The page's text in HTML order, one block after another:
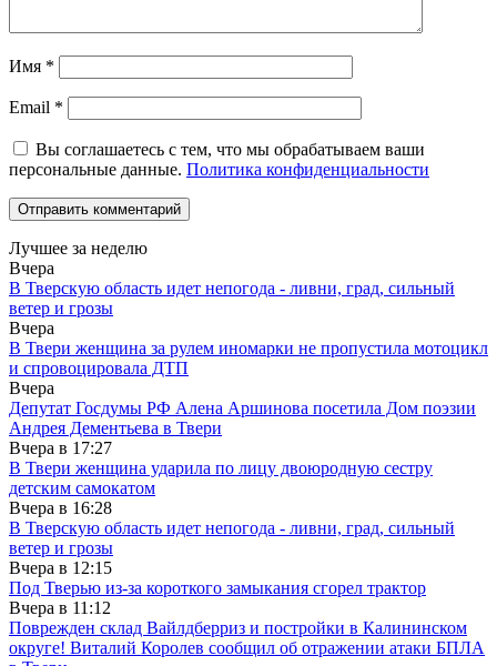
Имя *
Email *
Вы соглашаетесь с тем, что мы обрабатываем ваши
персональные данные. Политика конфиденциальности
Лучшее за неделю
Вчера
В Тверскую область идет непогода - ливни, град, сильный
ветер и грозы
Вчера
В Твери женщина за рулем иномарки не пропустила мотоцикл
и спровоцировала ДТП
Вчера
Депутат Госдумы РФ Алена Аршинова посетила Дом поэзии
Андрея Дементьева в Твери
Вчера в 17:27
В Твери женщина ударила по лицу двоюродную сестру
детским самокатом
Вчера в 16:28
В Тверскую область идет непогода - ливни, град, сильный
ветер и грозы
Вчера в 12:15
Под Тверью из-за короткого замыкания сгорел трактор
Вчера в 11:12
Поврежден склад Вайлдберриз и постройки в Калининском
округе! Виталий Королев сообщил об отражении атаки БПЛА